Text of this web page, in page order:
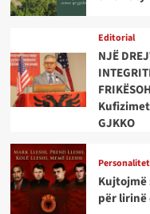
Editorial
NJË
GJKKO
Kujtojmë
për lirinë